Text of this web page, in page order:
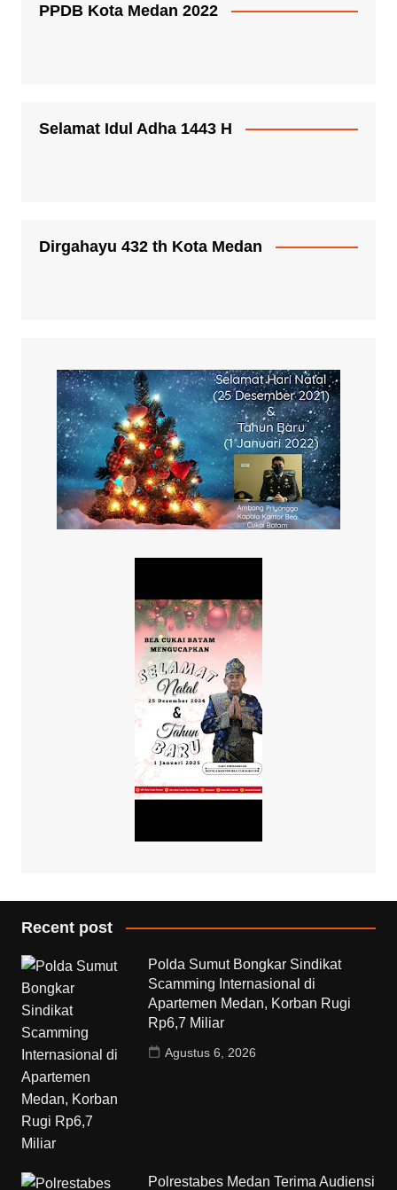
PPDB Kota Medan 2022
Selamat Idul Adha 1443 H
Dirgahayu 432 th Kota Medan
Recent post
Polda Sumut Bongkar Sindikat
Scamming Internasional di
Apartemen Medan, Korban Rugi
Rp6,7 Miliar
Agustus 6, 2026
Polrestabes Medan Terima Audiensi